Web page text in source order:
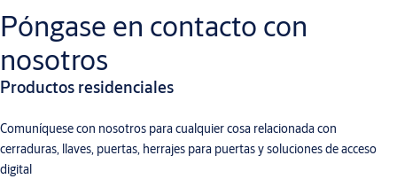
Póngase en contacto con
nosotros
Productos residenciales
Comuníquese con nosotros para cualquier cosa relacionada con
cerraduras, llaves, puertas, herrajes para puertas y soluciones de acceso
digital